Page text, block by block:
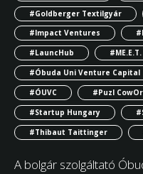
#Goldberger Textilgyár
#Impact Ventures
#LauncHub
#ME.E.T.
#Óbuda Uni Venture Capital
#ÓUVC
#Puzl
#Startup Hungary
#Thibaut Taittinger
A bolgár szolgáltató